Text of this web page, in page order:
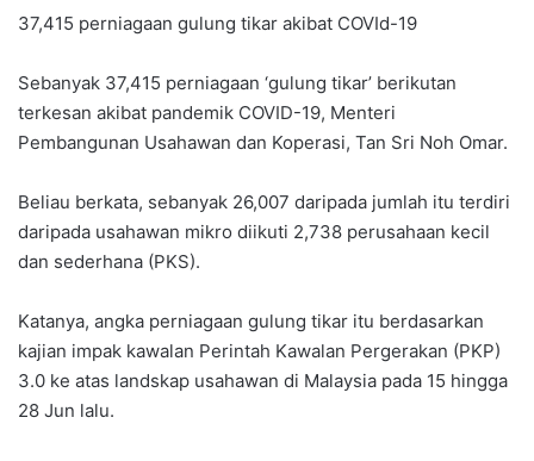
37,415 perniagaan gulung tikar akibat COVId-19
Sebanyak 37,415 perniagaan ‘gulung tikar’ berikutan
terkesan akibat pandemik COVID-19, Menteri
Pembangunan Usahawan dan Koperasi, Tan Sri Noh Omar.
Beliau berkata, sebanyak 26,007 daripada jumlah itu terdiri
daripada usahawan mikro diikuti 2,738 perusahaan kecil
dan sederhana (PKS).
Katanya, angka perniagaan gulung tikar itu berdasarkan
kajian impak kawalan Perintah Kawalan Pergerakan (PKP)
3.0 ke atas landskap usahawan di Malaysia pada 15 hingga
28 Jun lalu.